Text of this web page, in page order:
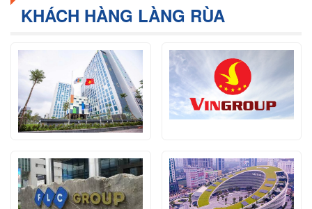
KHÁCH HÀNG LÀNG RÙA